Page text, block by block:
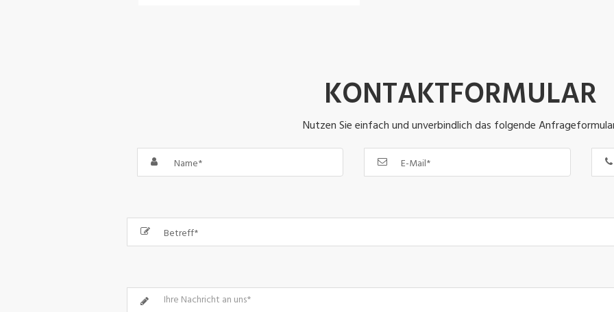
KONTAKTFORMULAR
Nutzen Sie einfach und unverbindlich das folgende